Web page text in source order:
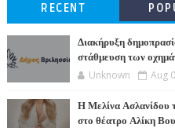
RECENT
Διακήρυξη
στάθμευση των
Unknown Aug
Η Μελίνα Ασλανίδου
στο θέατρο Αλίκη